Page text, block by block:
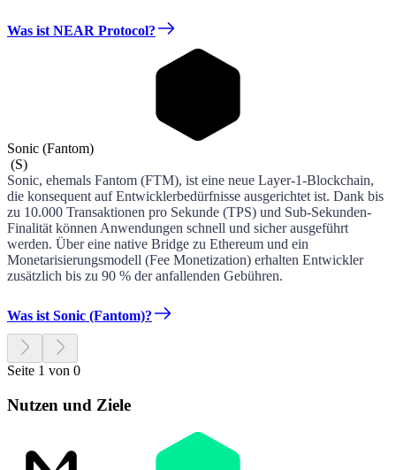
Was ist NEAR Protocol?
Sonic (Fantom)
(S)
Sonic, ehemals Fantom (FTM), ist eine neue Layer-1-Blockchain,
die konsequent auf Entwicklerbedürfnisse ausgerichtet ist. Dank bis
zu 10.000 Transaktionen pro Sekunde (TPS) und Sub-Sekunden-
Finalität können Anwendungen schnell und sicher ausgeführt
werden. Über eine native Bridge zu Ethereum und ein
Monetarisierungsmodell (Fee Monetization) erhalten Entwickler
zusätzlich bis zu 90 % der anfallenden Gebühren.
Was ist Sonic (Fantom)?
Seite 1 von 0
Nutzen und Ziele